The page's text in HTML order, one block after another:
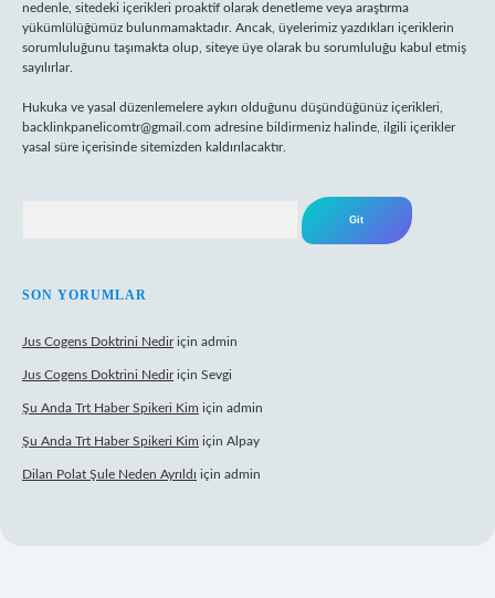
nedenle, sitedeki içerikleri proaktif olarak denetleme veya araştırma
yükümlülüğümüz bulunmamaktadır. Ancak, üyelerimiz yazdıkları içeriklerin
sorumluluğunu taşımakta olup, siteye üye olarak bu sorumluluğu kabul etmiş
sayılırlar.
Hukuka ve yasal düzenlemelere aykırı olduğunu düşündüğünüz içerikleri,
backlinkpanelicomtr@gmail.com adresine bildirmeniz halinde, ilgili içerikler
yasal süre içerisinde sitemizden kaldırılacaktır.
SON YORUMLAR
Jus Cogens Doktrini Nediriçin admin
Jus Cogens Doktrini Nediriçin Sevgi
Şu Anda Trt Haber Spikeri Kim için admin
Şu Anda Trt Haber Spikeri Kim için Alpay
Dilan Polat Şule Neden Ayrıldı için admin